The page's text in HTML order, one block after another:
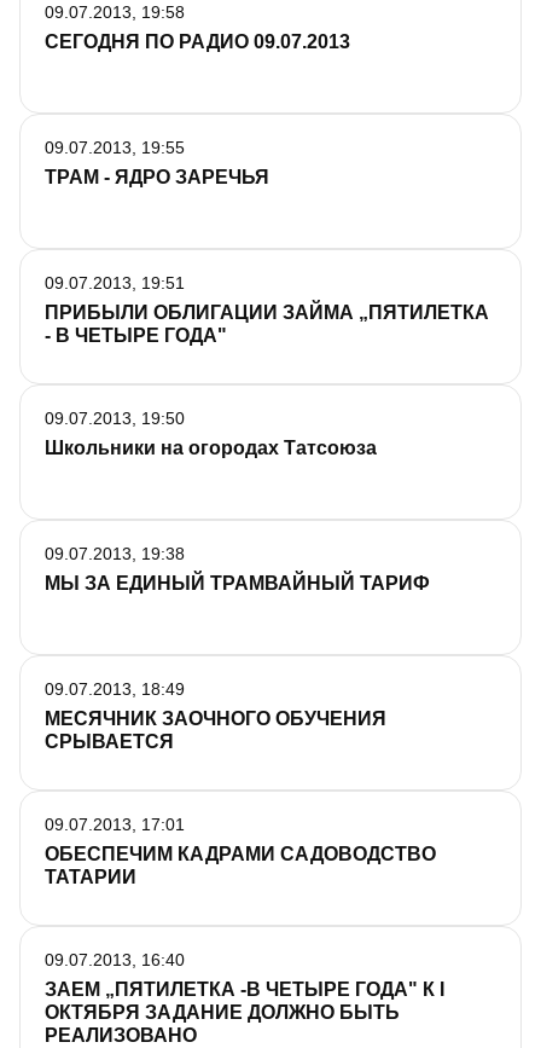
СЕГОДНЯ ПО РАДИО 09.07.2013
09.07.2013, 19:58
ТРАМ - ЯДРО ЗАРЕЧЬЯ
09.07.2013, 19:55
ПРИБЫЛИ ОБЛИГАЦИИ ЗАЙМА „ПЯТИЛЕТКА
- В ЧЕТЫРЕ ГОДА"
09.07.2013, 19:51
Школьники на огородах Татсоюза
09.07.2013, 19:50
МЫ ЗА ЕДИНЫЙ ТРАМВАЙНЫЙ ТАРИФ
09.07.2013, 19:38
МЕСЯЧНИК ЗАОЧНОГО ОБУЧЕНИЯ
СРЫВАЕТСЯ
09.07.2013, 18:49
ОБЕСПЕЧИМ КАДРАМИ САДОВОДСТВО
ТАТАРИИ
09.07.2013, 17:01
ЗАЕМ „ПЯТИЛЕТКА -В ЧЕТЫРЕ ГОДА" К I
ОКТЯБРЯ ЗАДАНИЕ ДОЛЖНО БЫТЬ
РЕАЛИЗОВАНО
09.07.2013, 16:40